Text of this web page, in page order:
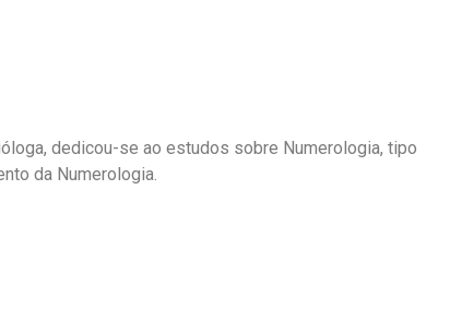
dedicou-se ao estudos sobre Numerologia, tipo
da Numerologia.